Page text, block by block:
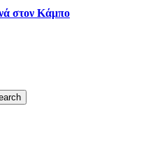
στον Κάμπο